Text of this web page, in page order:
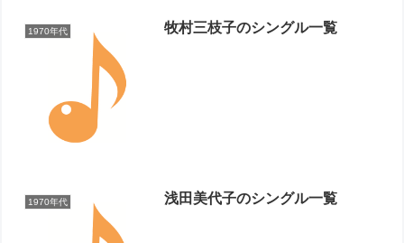
1970年代 牧村三枝子のシングル一覧
1970年代 浅田美代子のシングル一覧